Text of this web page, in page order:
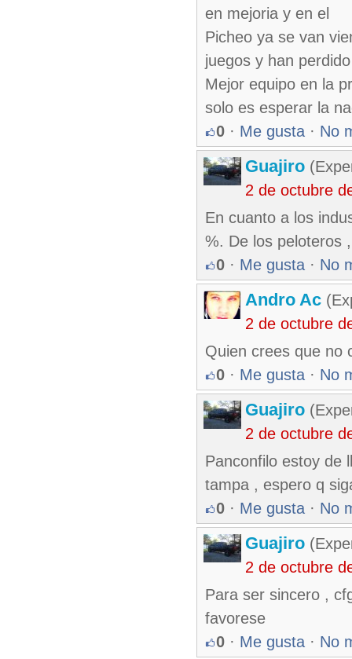
en mejoria y en el
Picheo ya se van
juegos y han
Mejor equipo en la
solo es esperar la
0 · Me gusta · No
Guajiro
2 de octubre
En cuanto a los
%. De los peloteros
0 · Me gusta · No
Andro Ac
2 de octubre
Quien crees que no
0 · Me gusta · No
Guajiro
2 de octubre
Panconfilo estoy de
tampa , espero q
0 · Me gusta · No
Guajiro
2 de octubre
Para ser sincero ,
favorese
0 · Me gusta · No